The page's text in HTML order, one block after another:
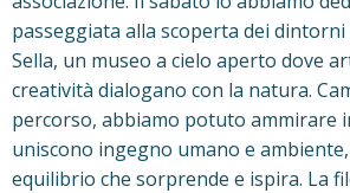
passeggiata alla scoperta dei dintorni
Sella, un museo a cielo aperto dove
creatività dialogano con la natura.
percorso, abbiamo potuto ammirare
uniscono ingegno umano e
equilibrio che sorprende e ispira. La